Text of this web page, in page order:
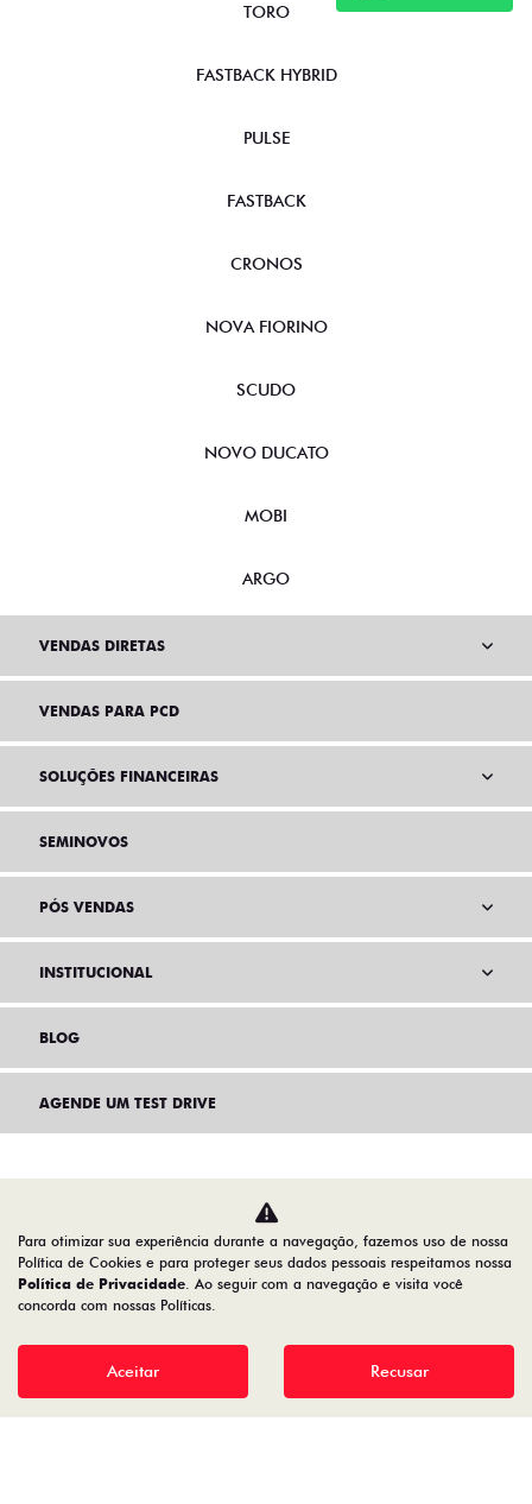
TORO
FASTBACK HYBRID
PULSE
FASTBACK
CRONOS
NOVA FIORINO
SCUDO
NOVO DUCATO
MOBI
ARGO
VENDAS DIRETAS
VENDAS PARA PCD
SOLUÇÕES FINANCEIRAS
SEMINOVOS
PÓS VENDAS
INSTITUCIONAL
BLOG
AGENDE UM TEST DRIVE
Para otimizar sua experiência durante a navegação, fazemos uso de nossa
Política de Cookies e para proteger seus dados pessoais respeitamos nossa
Política de Privacidade. Ao seguir com a navegação e visita você
concorda com nossas Políticas.
Aceitar Recusar